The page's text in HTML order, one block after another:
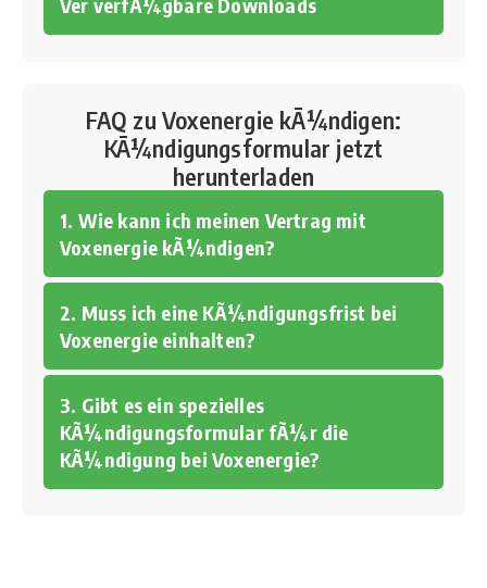
Ver verfÃ¼gbare Downloads
FAQ zu Voxenergie kÃ¼ndigen:
KÃ¼ndigungsformular jetzt
herunterladen
1. Wie kann ich meinen Vertrag mit
Voxenergie kÃ¼ndigen?
2. Muss ich eine KÃ¼ndigungsfrist bei
Voxenergie einhalten?
3. Gibt es ein spezielles
KÃ¼ndigungsformular fÃ¼r die
KÃ¼ndigung bei Voxenergie?